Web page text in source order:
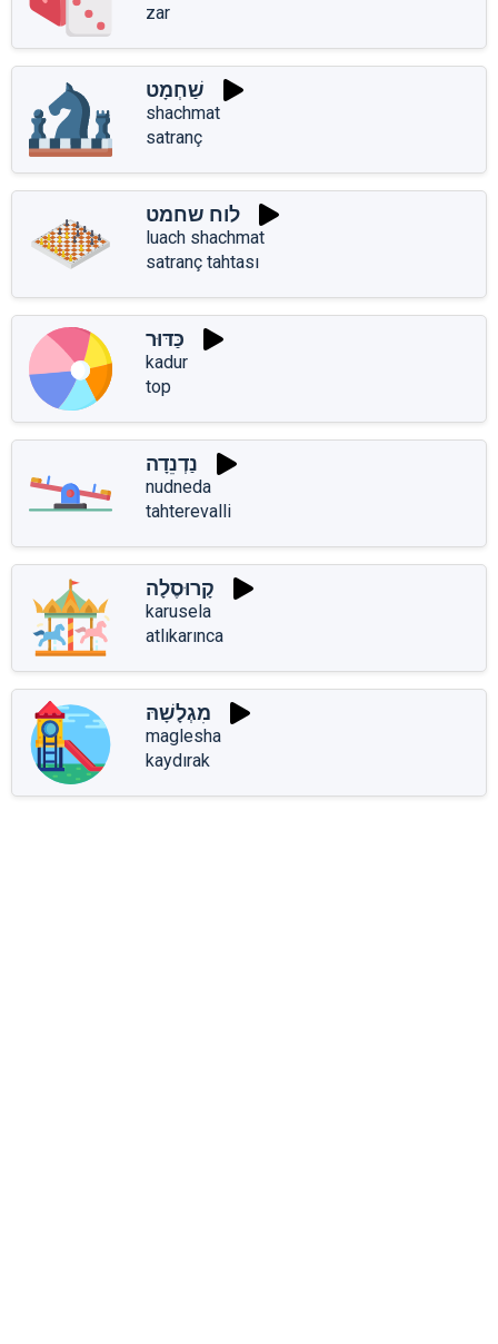
zar
שַׁחְמָט
shachmat
satranç
לוח שחמט
luach shachmat
satranç tahtası
כַּדּוּר
kadur
top
נַדְנֵדָה
nudneda
tahterevalli
קָרוּסֶלָה
karusela
atlıkarınca
מִגְלָשָׁהּ
maglesha
kaydırak